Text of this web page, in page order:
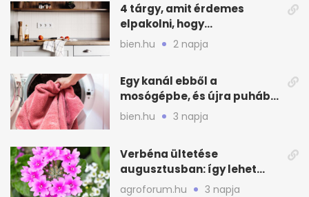
4 tárgy, amit érdemes
elpakolni, hogy
hűvösebbnek tűnjön a lakás
bien.hu 2 napja
Egy kanál ebből a
mosógépbe, és újra puhább
lesz a törölköző
bien.hu 3 napja
Verbéna ültetése
augusztusban: így lehet
még idén virágos a kert
agroforum.hu 3 napja